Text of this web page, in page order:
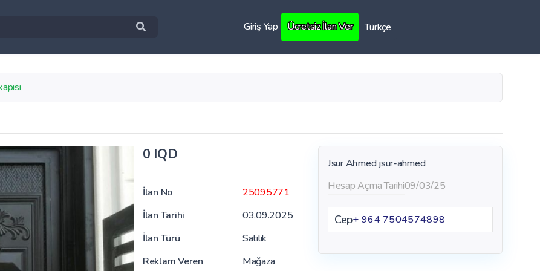
Giriş Yap Ücretsiz İlan Ver Türkçe
0 IQD
İlan No
25095771
İlan Tarihi
03.09.2025
İlan Türü
Satılık
Reklam Veren
Mağaza
Jsur Ahmed jsur-ahmed
Hesap Açma Tarihi09/03/25
Cep+ 964 7504574898